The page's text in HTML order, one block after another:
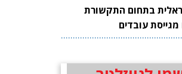
בתחום התקשורת
עובדים